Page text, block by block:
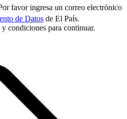
favor ingresa un correo electrónico
de Datos de El País.
condiciones para continuar.